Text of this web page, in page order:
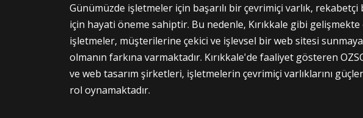
Günümüzde işletmeler için başarılı bir çevrimiçi varlık,
için hayati öneme sahiptir. Bu nedenle, Kırıkkale gibi
işletmeler, müşterilerine çekici ve işlevsel bir web sitesi
olmanın farkına varmaktadır. Kırıkkale'de faaliyet gösteren
ve web tasarım şirketleri, işletmelerin çevrimiçi varlıklarını
rol oynamaktadır.